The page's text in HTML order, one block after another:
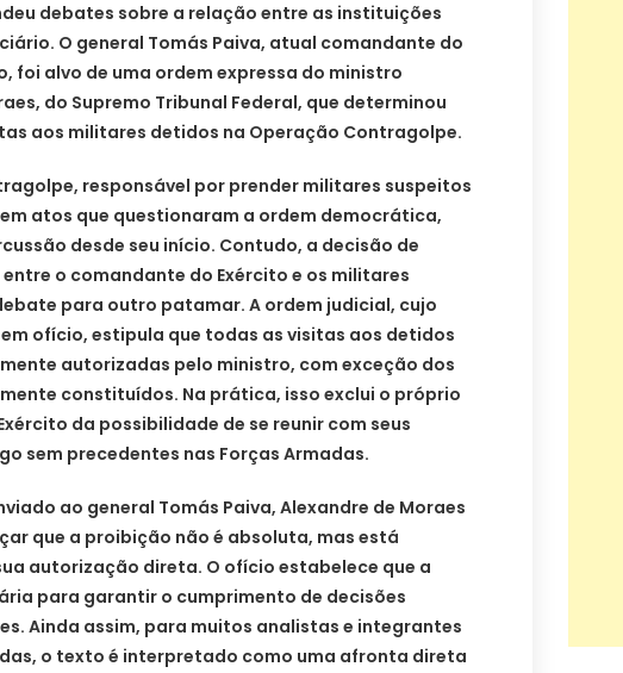
debates sobre a relação entre as instituições
O general Tomás Paiva, atual comandante do
foi alvo de uma ordem expressa do ministro
do Supremo Tribunal Federal, que determinou
aos militares detidos na Operação Contragolpe.
responsável por prender militares suspeitos
atos que questionaram a ordem democrática,
desde seu início. Contudo, a decisão de
o comandante do Exército e os militares
para outro patamar. A ordem judicial, cujo
ofício, estipula que todas as visitas aos detidos
autorizadas pelo ministro, com exceção dos
constituídos. Na prática, isso exclui o próprio
da possibilidade de se reunir com seus
sem precedentes nas Forças Armadas.
ao general Tomás Paiva, Alexandre de Moraes
que a proibição não é absoluta, mas está
autorização direta. O ofício estabelece que a
para garantir o cumprimento de decisões
Ainda assim, para muitos analistas e integrantes
o texto é interpretado como uma afronta direta